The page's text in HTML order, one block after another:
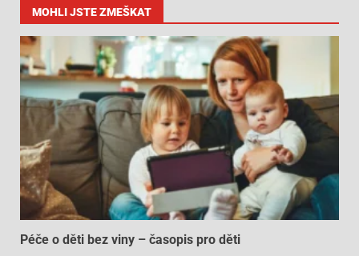
MOHLI JSTE ZMEŠKAT
Péče o děti bez viny – časopis pro děti